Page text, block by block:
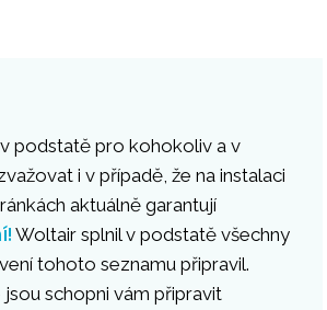
podstatě pro kohokoliv a v
i v případě, že na instalaci
aktuálně garantují
Woltair splnil v podstatě všechny
tohoto seznamu připravil.
schopni vám připravit